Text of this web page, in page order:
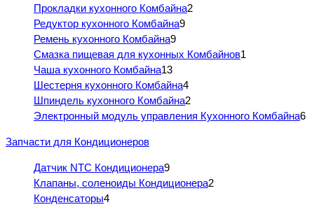
Прокладки кухонного Комбайна2
Редуктор кухонного Комбайна9
Ремень кухонного Комбайна9
Смазка пищевая для кухонных Комбайнов1
Чаша кухонного Комбайна13
Шестерня кухонного Комбайна4
Шпиндель кухонного Комбайна2
Электронный модуль управления Кухонного Комбайна6
Запчасти для Кондиционеров
Датчик NTC Кондиционера9
Клапаны, соленоиды Кондиционера2
Конденсаторы4